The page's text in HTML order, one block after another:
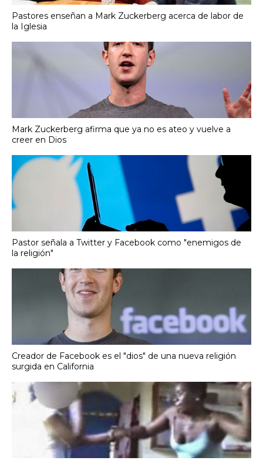
Pastores enseñan a Mark Zuckerberg acerca de labor de
la Iglesia
Mark Zuckerberg afirma que ya no es ateo y vuelve a
creer en Dios
Pastor señala a Twitter y Facebook como "enemigos de
la religión"
Creador de Facebook es el "dios" de una nueva religión
surgida en California